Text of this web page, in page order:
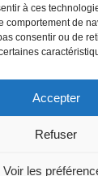
à ces
comportement de
consentir ou de
Accepter
Refuser
Voir les